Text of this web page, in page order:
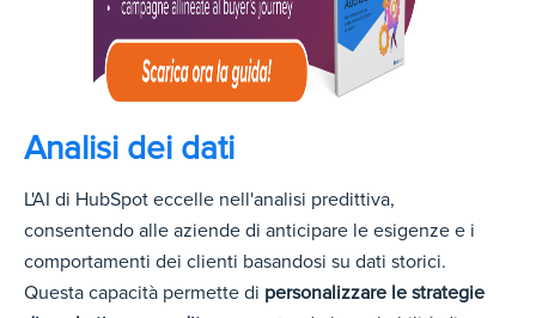
Analisi dei dati
L'AI di HubSpot eccelle nell'analisi predittiva,
consentendo alle aziende di anticipare le esigenze e i
comportamenti dei clienti basandosi su dati storici.
Questa capacità permette di personalizzare le strategie